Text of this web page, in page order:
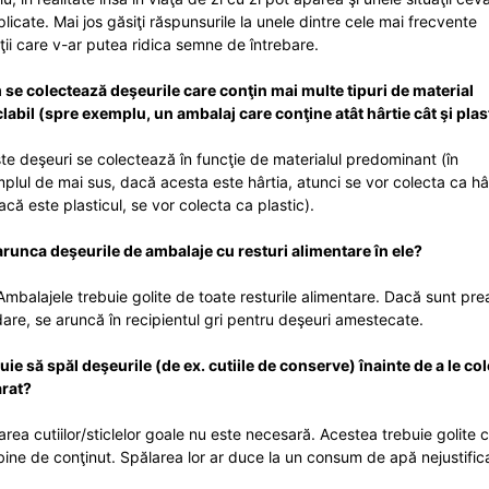
Mai jos găsiţi răspunsurile la unele dintre cele mai frecvente
care v-ar putea ridica semne de întrebare.
se colectează deşeurile care conţin mai multe tipuri de material
(spre exemplu, un ambalaj care conţine atât hârtie cât şi
deşeuri se colectează în funcţie de materialul predominant (în
de mai sus, dacă acesta este hârtia, atunci se vor colecta ca
este plasticul, se vor colecta ca plastic).
deşeurile de ambalaje cu resturi alimentare în ele?
trebuie golite de toate resturile alimentare. Dacă sunt
se aruncă în recipientul gri pentru deşeuri amestecate.
să spăl deşeurile (de ex. cutiile de conserve) înainte de a le
cutiilor/sticlelor goale nu este necesară. Acestea trebuie golite
de conţinut. Spălarea lor ar duce la un consum de apă